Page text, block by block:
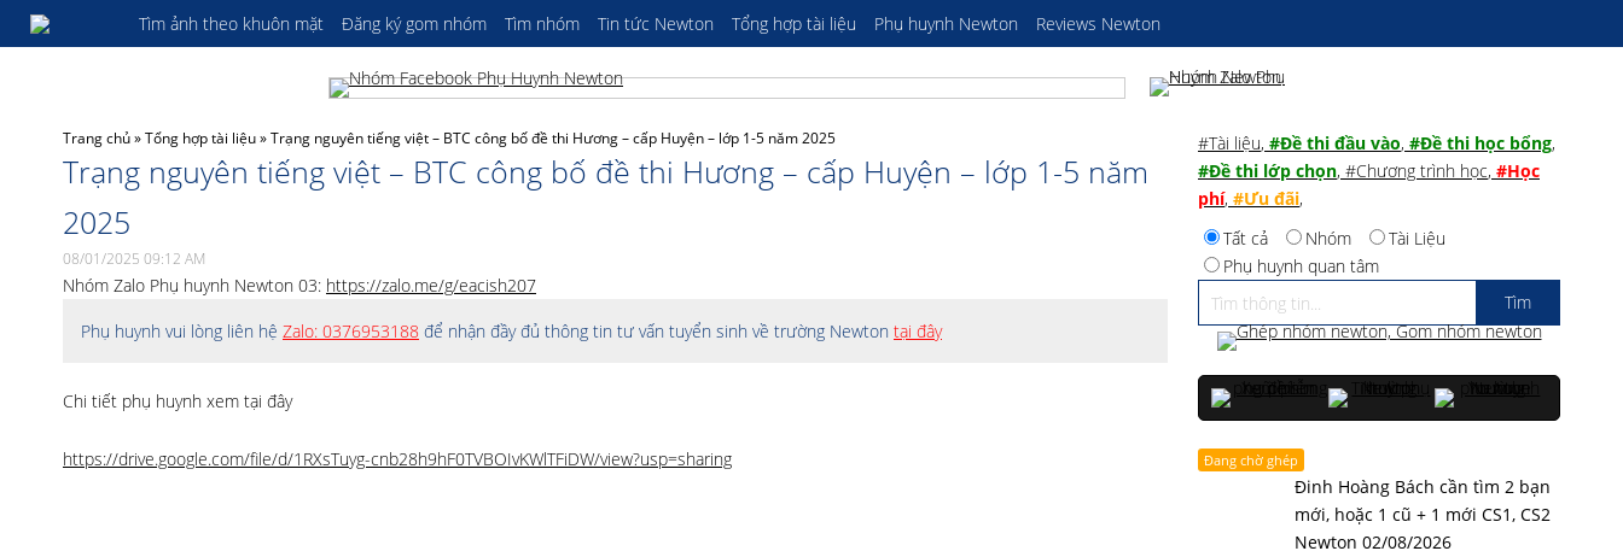
Tìm ảnh theo khuôn mặt Đăng ký gom nhóm Tìm nhóm Tin tức Newton Tổng hợp tài liệu Phụ huynh Newton Reviews Newton
Trang chủ»Tổng hợp tài liệu»Trạng nguyên tiếng việt – BTC công bố đề thi Hương – cấp Huyện – lớp 1-5 năm 2025
Trạng nguyên tiếng việt – BTC công bố đề thi Hương – cấp Huyện – lớp 1-5 năm
2025
08/01/2025 09:12 AM
Nhóm Zalo Phụ huynh Newton 03: https://zalo.me/g/eacish207
Phụ huynh vui lòng liên hệ Zalo: 0376953188 để nhận đầy đủ thông tin tư vấn tuyển sinh về trường Newton tại đây
Chi tiết phụ huynh xem tại đây
https://drive.google.com/file/d/1RXsTuyg-cnb28h9hF0TVBOIvKWlTFiDW/view?usp=sharing
#Tài liệu, #Đề thi đầu vào, #Đề thi học bổng,
#Đề thi lớp chọn, #Chương trình học, #Học
phí, #Ưu đãi,
Tất cả
Nhóm
Tài Liệu
Phụ huynh quan tâm
Đang chờ ghép
Đinh Hoàng Bách cần tìm 2 bạn
mới, hoặc 1 cũ + 1 mới CS1, CS2
Newton 02/08/2026